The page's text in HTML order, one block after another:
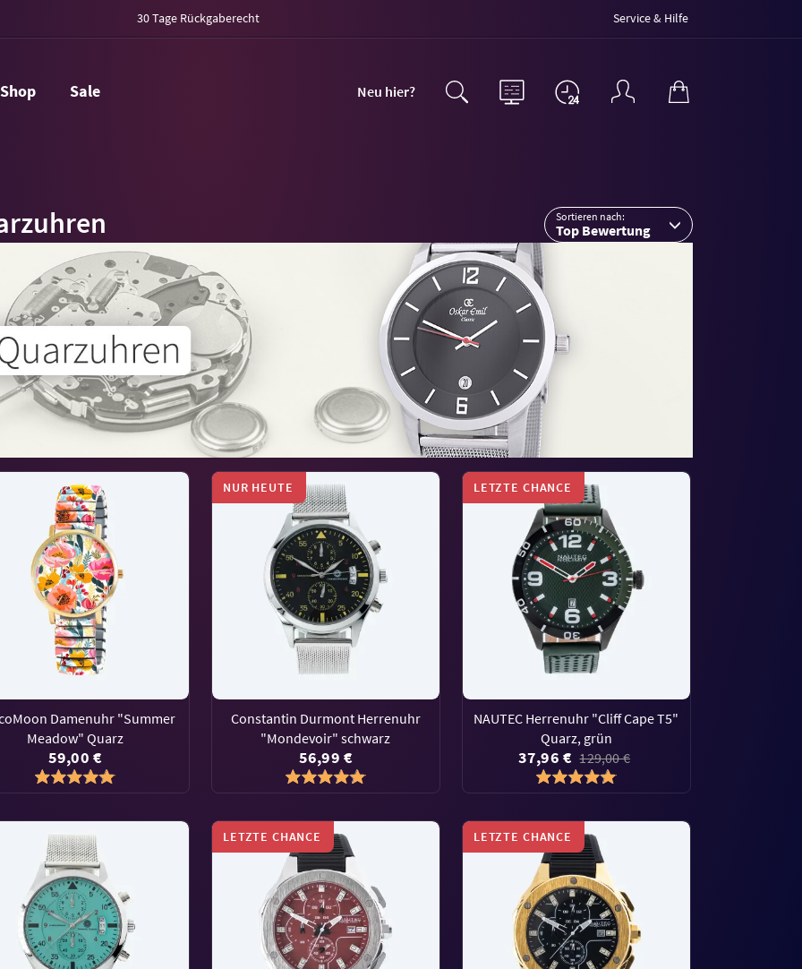
30 Tage Rückgaberecht Service & Hilfe
Shop Sale Neu hier?
Sortieren nach:
Top Bewertung
Damenuhr "Summer
Meadow" Quarz
59,00 €
NUR HEUTE
Constantin Durmont Herrenuhr
"Mondevoir" schwarz
56,99 €
LETZTE CHANCE
NAUTEC Herrenuhr "Cliff Cape T5"
Quarz, grün
37,96 € 129,00 €
LETZTE CHANCE LETZTE CHANCE